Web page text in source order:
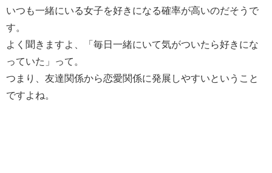
いつも一緒にいる女子を好きになる確率が高いのだそうで
す。
よく聞きますよ、「毎日一緒にいて気がついたら好きにな
っていた」って。
つまり、友達関係から恋愛関係に発展しやすいということ
ですよね。